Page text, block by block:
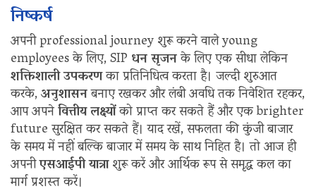
निष्कर्ष
अपनी professional journey शुरू करने वाले young
employees के लिए, SIP धन सृजनके लिए एक सीधा लेकिन
शक्तिशाली उपकरणका प्रतिनिधित्व करता है। जल्दी शुरुआत
करके,अनुशासनबनाए रखकर और लंबी अवधि तक निवेशित रहकर,
आप अपनेवित्तीय लक्ष्योंको प्राप्त कर सकते हैं और एक brighter
future सुरक्षित कर सकते हैं। याद रखें, सफलता की कुंजी बाजार
के समय में नहीं बल्कि बाजार में समय के साथ निहित है। तो आज ही
अपनीएसआईपी यात्राशुरू करें और आर्थिक रूप से समृद्ध कल का
मार्ग प्रशस्त करें।